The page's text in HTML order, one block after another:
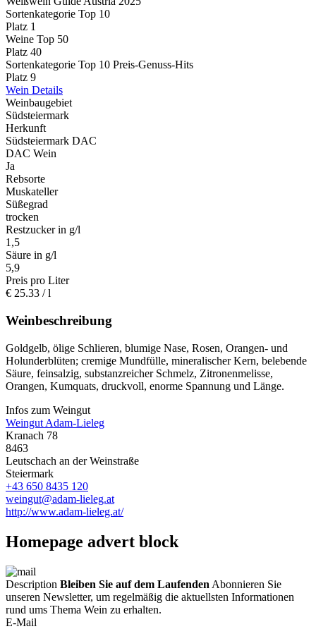
Sortenkategorie Top 10
Platz 1
Weine Top 50
Platz 40
Sortenkategorie Top 10 Preis-Genuss-Hits
Platz 9
Wein Details
Weinbaugebiet
Südsteiermark
Herkunft
Südsteiermark DAC
DAC Wein
Ja
Rebsorte
Muskateller
Süßegrad
trocken
Restzucker in g/l
1,5
Säure in g/l
5,9
Preis pro Liter
€ 25.33 / l
Weinbeschreibung
Goldgelb, ölige Schlieren, blumige Nase, Rosen, Orangen- und
Holunderblüten; cremige Mundfülle, mineralischer Kern, belebende
Säure, feinsalzig, substanzreicher Schmelz, Zitronenmelisse,
Orangen, Kumquats, druckvoll, enorme Spannung und Länge.
Infos zum Weingut
Weingut Adam-Lieleg
Kranach 78
8463
Leutschach an der Weinstraße
Steiermark
+43 650 8435 120
weingut@adam-lieleg.at
http://www.adam-lieleg.at/
Homepage advert block
Description Bleiben Sie auf dem Laufenden Abonnieren Sie
unseren Newsletter, um regelmäßig die aktuellsten Informationen
rund ums Thema Wein zu erhalten.
E-Mail